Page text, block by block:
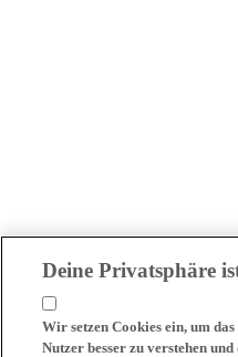
Deine Privatsphäre
Wir setzen Cookies ein, um
Nutzer besser zu verstehen